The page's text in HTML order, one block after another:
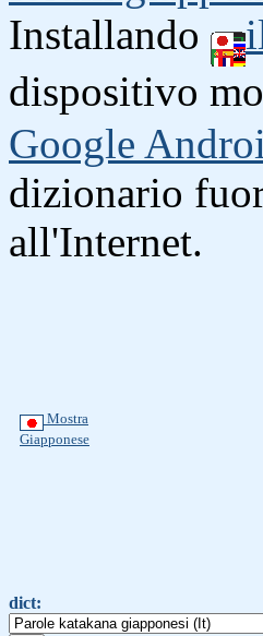
Installando
dispositivo
Google
dizionario
all'Internet.
Mostra
Giapponese
dict: